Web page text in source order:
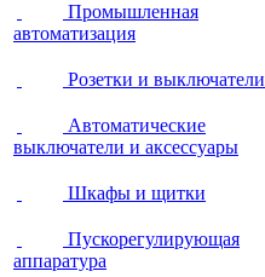
Промышленная
автоматизация
Розетки и выключатели
Автоматические
выключатели и аксессуары
Шкафы и щитки
Пускорегулирующая
аппаратура